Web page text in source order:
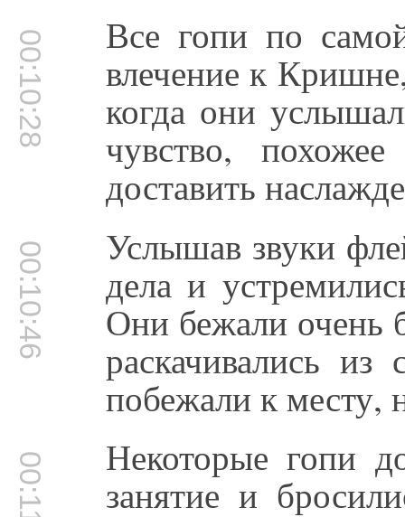
00:10:28 Все гопи по
влечение к
когда они
чувство,
доставить
00:10:46 Услышав звуки
дела и
Они бежали очень
раскачивались
побежали к месту,
Некоторые гопи
занятие и